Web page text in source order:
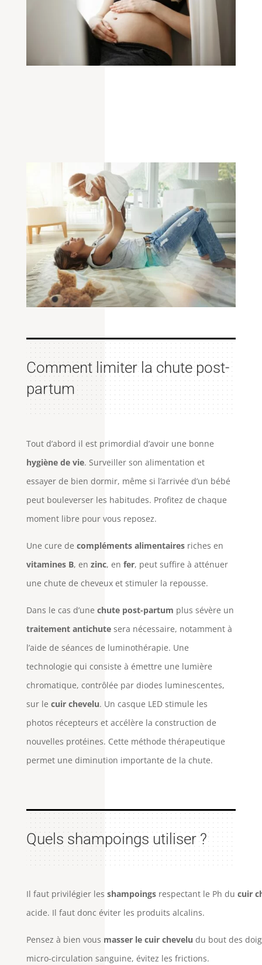
Comment limiter la chute post-
partum
Tout d’abord il est primordial d’avoir une bonne
hygiène de vie. Surveiller son alimentation et
essayer de bien dormir, même si l’arrivée d’un bébé
peut bouleverser les habitudes. Profitez de chaque
moment libre pour vous reposez.
Une cure de compléments alimentairesriches en
vitamines B, en zinc, en fer, peut suffire à atténuer
une chute de cheveux et stimuler la repousse.
Dans le cas d’une chute post-partum plus sévère un
traitement antichutesera nécessaire, notamment à
l’aide de séances de luminothérapie. Une
technologie qui consiste à émettre une lumière
chromatique, contrôlée par diodes luminescentes,
sur le cuir chevelu. Un casque LED stimule les
photos récepteurs et accélère la construction de
nouvelles protéines. Cette méthode thérapeutique
permet une diminution importante de la chute.
Quels shampoings utiliser ?
Il faut privilégier les shampoingsrespectant le Ph du cuir
acide. Il faut donc éviter les produits alcalins.
Pensez à bien vous masser le cuir chevelu du bout des
micro-circulation sanguine, évitez les frictions.